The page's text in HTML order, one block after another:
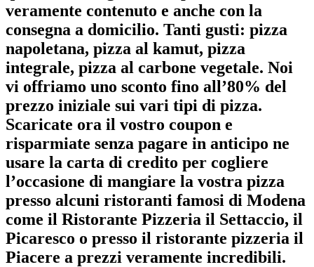
veramente contenuto e anche con la
consegna a domicilio. Tanti gusti: pizza
napoletana, pizza al kamut, pizza
integrale, pizza al carbone vegetale. Noi
vi offriamo uno sconto fino all’80% del
prezzo iniziale sui vari tipi di pizza.
Scaricate ora il vostro coupon e
risparmiate senza pagare in anticipo ne
usare la carta di credito per cogliere
l’occasione di mangiare la vostra pizza
presso alcuni ristoranti famosi di Modena
come il Ristorante Pizzeria il Settaccio, il
Picaresco o presso il ristorante pizzeria il
Piacere a prezzi veramente incredibili.